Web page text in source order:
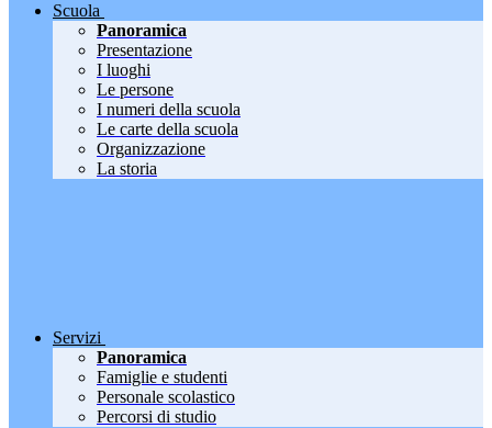
Scuola
Panoramica
Presentazione
I luoghi
Le persone
I numeri della scuola
Le carte della scuola
Organizzazione
La storia
Servizi
Panoramica
Famiglie e studenti
Personale scolastico
Percorsi di studio